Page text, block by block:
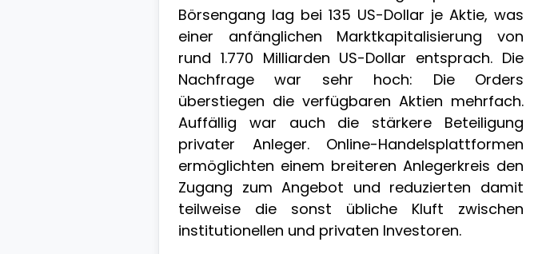
Börsengang lag bei 135 US-Dollar je Aktie, was
einer anfänglichen Marktkapitalisierung von
rund 1.770 Milliarden US-Dollar entsprach. Die
Nachfrage war sehr hoch: Die Orders
überstiegen die verfügbaren Aktien mehrfach.
Auffällig war auch die stärkere Beteiligung
privater Anleger. Online-Handelsplattformen
ermöglichten einem breiteren Anlegerkreis den
Zugang zum Angebot und reduzierten damit
teilweise die sonst übliche Kluft zwischen
institutionellen und privaten Investoren.